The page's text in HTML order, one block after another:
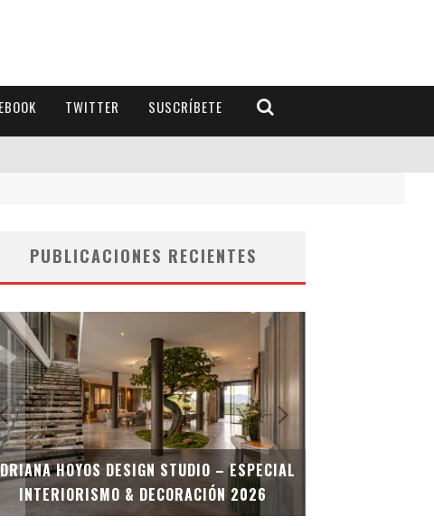
TWITTER SUSCRÍBETE
PUBLICACIONES RECIENTES
HOYOS DESIGN STUDIO – ESPECIAL
INTERIORISMO & DECORACIÓN 2026